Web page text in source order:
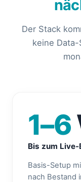
Der Stack
keine
1–6
Bis zum
Basis-Setup
nach Bestand